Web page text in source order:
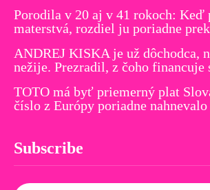
Porodila v 20 aj v 41 rokoch: Keď
materstvá, rozdiel ju poriadne
ANDREJ KISKA je už dôchodca,
nežije. Prezradil, z čoho financuje
TOTO má byť priemerný plat
číslo z Európy poriadne
Subscribe